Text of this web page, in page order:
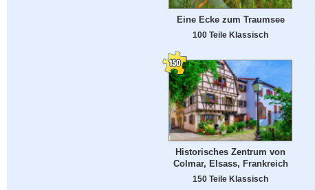
Eine Ecke zum Traumsee
100 Teile Klassisch
Historisches Zentrum von
Colmar, Elsass, Frankreich
150 Teile Klassisch